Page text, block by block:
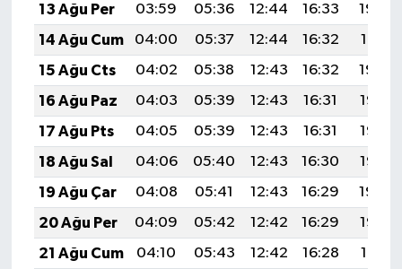
13 Ağu Per
03:59 05:36 12:44 16:33
19:42
14 Ağu Cum
04:00 05:37 12:44 16:32
19:41
15 Ağu Cts
04:02 05:38 12:43 16:32
19:39
16 Ağu Paz
04:03 05:39 12:43 16:31
19:38
17 Ağu Pts
04:05 05:39 12:43 16:31
19:37
18 Ağu Sal
04:06 05:40 12:43 16:30
19:35
19 Ağu Çar
04:08 05:41 12:43 16:29
19:34
20 Ağu Per
04:09 05:42 12:42 16:29
19:32
21 Ağu Cum
04:10 05:43 12:42 16:28
19:31